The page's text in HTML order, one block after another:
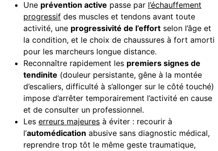
Une prévention active passe par l’échauffement
progressif des muscles et tendons avant toute
activité, une progressivité de l’effort selon l’âge et
la condition, et le choix de chaussures à fort amorti
pour les marcheurs longue distance.
Reconnaître rapidement les premiers signes de
tendinite (douleur persistante, gêne à la montée
d’escaliers, difficulté à s’allonger sur le côté touché)
impose d’arrêter temporairement l’activité en cause
et de consulter un professionnel.
Les erreurs majeures à éviter : recourir à
l’automédication abusive sans diagnostic médical,
reprendre trop tôt le même geste traumatique,